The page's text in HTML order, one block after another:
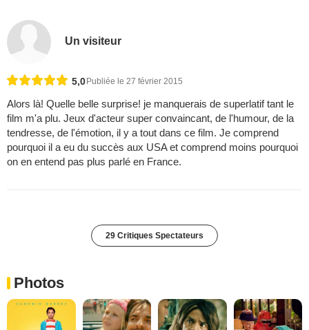
Un visiteur
5,0 Publiée le 27 février 2015
Alors là! Quelle belle surprise! je manquerais de superlatif tant le
film m'a plu. Jeux d'acteur super convaincant, de l'humour, de la
tendresse, de l'émotion, il y a tout dans ce film. Je comprend
pourquoi il a eu du succès aux USA et comprend moins pourquoi
on en entend pas plus parlé en France.
29 Critiques Spectateurs
Photos